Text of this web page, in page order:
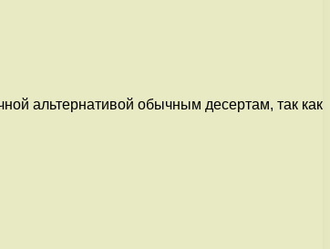
альтернативой обычным десертам, так как